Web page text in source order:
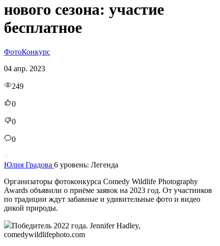
нового сезона: участие
бесплатное
ФотоКонкурс
04 апр. 2023
249
0
0
0
Юлия Градова 6 уровень: Легенда
Организаторы фотоконкурса Comedy Wildlife Photography
Awards объявили о приёме заявок на 2023 год. От участников
по традиции ждут забавные и удивительные фото и видео
дикой природы.
Победитель 2022 года. Jennifer Hadley,
comedywildlifephoto.com